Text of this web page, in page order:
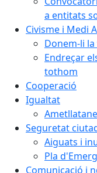
a entitats
Civisme i Medi
Donem-li la
Endreçar
tothom
Cooperació
Igualtat
Seguretat
Aiguats i
Pla
Comunicació i